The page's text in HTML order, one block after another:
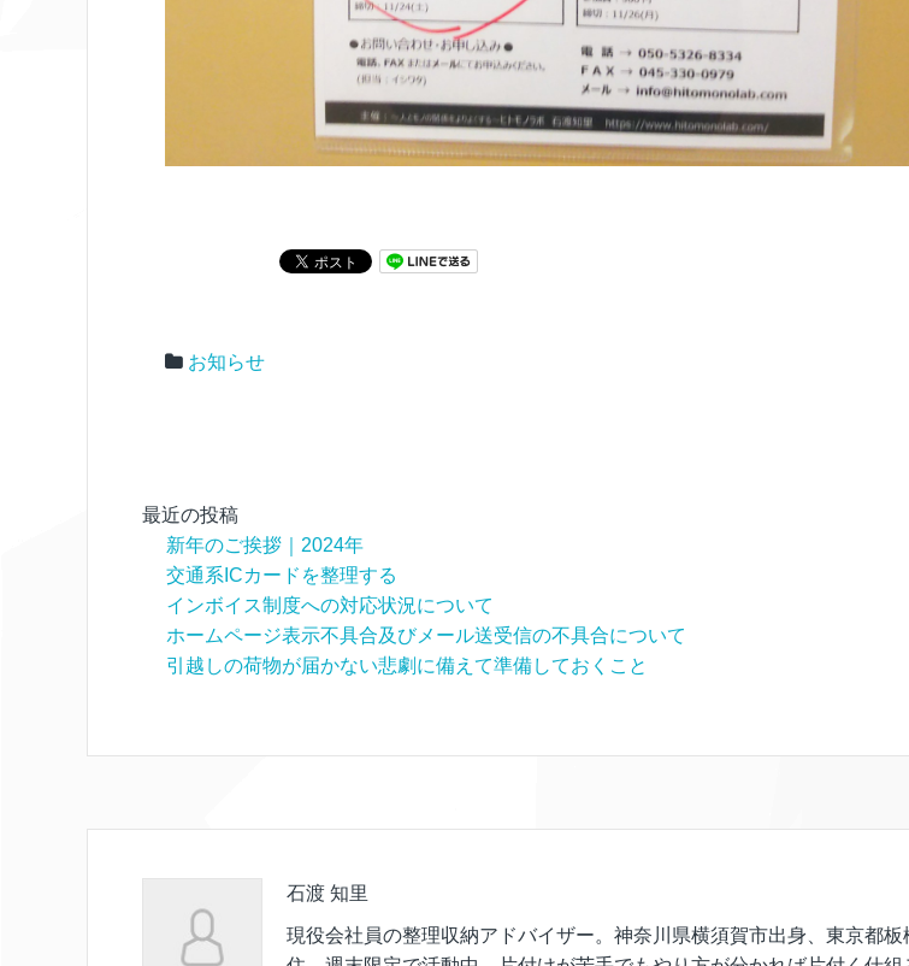
お知らせ
最近の投稿
新年のご挨拶｜2024年
交通系ICカードを整理する
インボイス制度への対応状況について
ホームページ表示不具合及びメール送受信の不具合について
引越しの荷物が届かない悲劇に備えて準備しておくこと
石渡 知里
現役会社員の整理収納アドバイザー。神奈川県横須賀市出身、東京都板